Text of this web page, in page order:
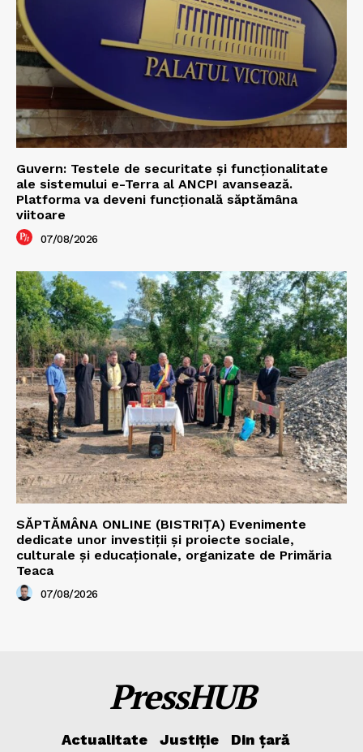
Guvern: Testele de securitate și funcționalitate
ale sistemului e-Terra al ANCPI avansează.
Platforma va deveni funcțională săptămâna
viitoare
07/08/2026
SĂPTĂMÂNA ONLINE (BISTRIȚA) Evenimente
dedicate unor investiții și proiecte sociale,
culturale și educaționale, organizate de Primăria
Teaca
07/08/2026
PressHUB
Actualitate Justiție
Din țară